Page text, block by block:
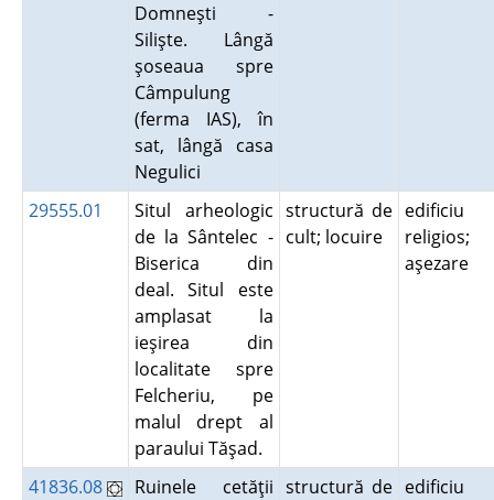
Domneşti -
Silişte. Lângă
şoseaua spre
Câmpulung
(ferma IAS), în
sat, lângă casa
Negulici
29555.01
Situl arheologic
de la Sântelec -
Biserica din
deal. Situl este
amplasat la
ieşirea din
localitate spre
Felcheriu, pe
malul drept al
paraului Tăşad.
structură de
cult; locuire
edificiu
religios;
aşezare
41836.08
Ruinele cetăţii structură de edificiu